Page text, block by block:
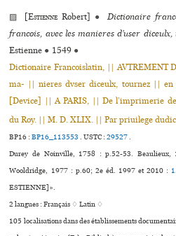
▨ [Estienne Robert] ●
Dictionaire
francois, avec les manieres d’user
Estienne ● 1549 ●
Dictionaire Francoislatin, || AVTREMENT
ma- || nieres dvser diceulx, tournez ||
[Device] || A PARIS, || De l’imprimerie
du Roy. || M. D. XLIX. || Par priuilege
BP16 :BP16_113553 .USTC :29527.
Durey de Noinville, 1758 : p.52-53.
Wooldridge, 1977 : p.60; 2e éd. 1997 et 2010 :
ESTIENNE]».
2 langues :Français ♢Latin ♢
105 localisations dans des établissements